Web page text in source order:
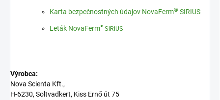
Karta bezpečnostných údajov NovaFerm® SIRIUS
Leták NovaFerm® SIRIUS
Výrobca:
Nova Scienta Kft.,
H-6230, Soltvadkert, Kiss Ernő út 75